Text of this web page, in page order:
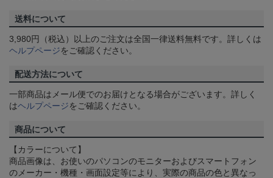
送料について
3,980円（税込）以上のご注文は全国一律送料無料です。詳しくは
ヘルプページをご確認ください。
配送方法について
一部商品はメール便でのお届けとなる場合がございます。詳しく
はヘルプページをご確認ください。
商品について
【カラーについて】
商品画像は、お使いのパソコンのモニターおよびスマートフォン
のメーカー・機種・画面設定等により、実際の商品の色と異なっ